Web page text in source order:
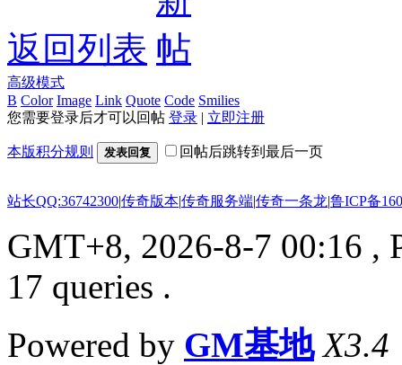
返回列表
高级模式
B Color Image Link Quote Code Smilies
您需要登录后才可以回帖 登录 | 立即注册
本版积分规则 发表回复 回帖后跳转到最后一页
站长QQ:36742300|传奇版本|传奇服务端|传奇一条龙|鲁ICP备
GMT+8, 2026-8-7 00:16 ,
17 queries .
Powered by GM基地 X3.4